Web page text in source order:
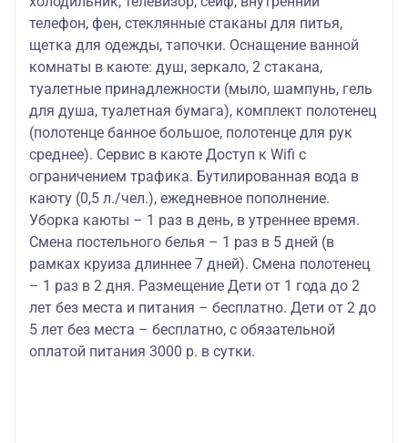
телефон, фен, стеклянные стаканы для питья,
щетка для одежды, тапочки. Оснащение ванной
комнаты в каюте: душ, зеркало, 2 стакана,
туалетные принадлежности (мыло, шампунь, гель
для душа, туалетная бумага), комплект полотенец
(полотенце банное большое, полотенце для рук
среднее). Сервис в каюте Доступ к Wifi с
ограничением трафика. Бутилированная вода в
каюту (0,5 л./чел.), ежедневное пополнение.
Уборка каюты – 1 раз в день, в утреннее время.
Смена постельного белья – 1 раз в 5 дней (в
рамках круиза длиннее 7 дней). Смена полотенец
– 1 раз в 2 дня. Размещение Дети от 1 года до 2
лет без места и питания – бесплатно. Дети от 2 до
5 лет без места – бесплатно, с обязательной
оплатой питания 3000 р. в сутки.